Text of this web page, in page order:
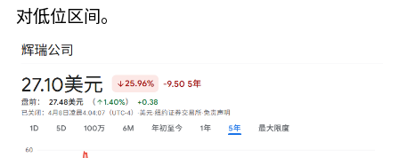
对低位区间。